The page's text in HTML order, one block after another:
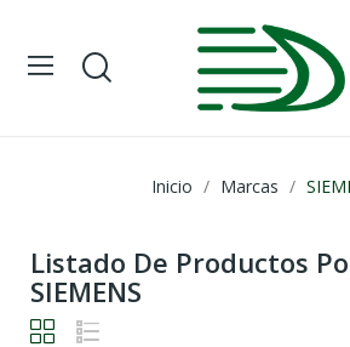
Inicio Marcas
Listado De Productos
SIEMENS